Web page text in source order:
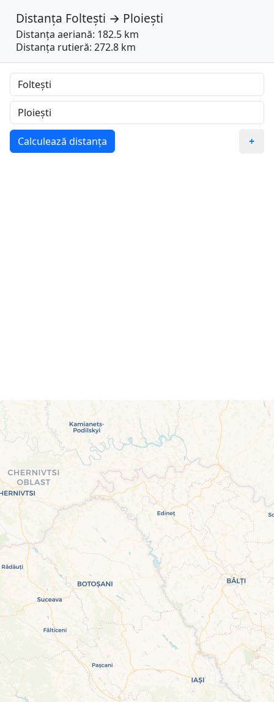
Distanța Foltești → Ploiești
Distanța aeriană: 182.5 km
Distanța rutieră: 272.8 km
Calculează distanța +